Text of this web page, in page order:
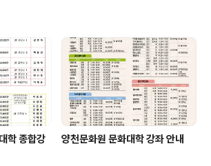
력하겠습니다. 신규강좌는 현
월)부터 시작되오니 많은 관
감사합니다. #양천문화원 #신규
상 #촬영 #편집 #창의 #미술
학 종합강
양천문화원 문화대학 강좌 안내